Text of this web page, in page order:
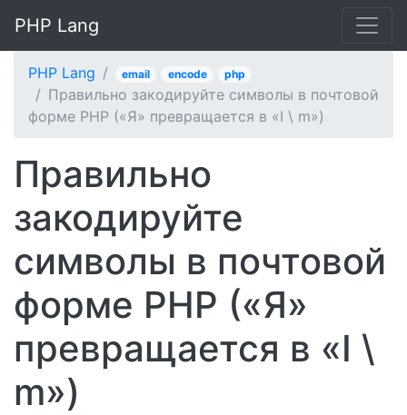
PHP Lang
PHP Lang email encode php
Правильно закодируйте символы в почтовой
форме PHP («Я» превращается в «I \ m»)
Правильно
закодируйте
символы в почтовой
форме PHP («Я»
превращается в «I \
m»)